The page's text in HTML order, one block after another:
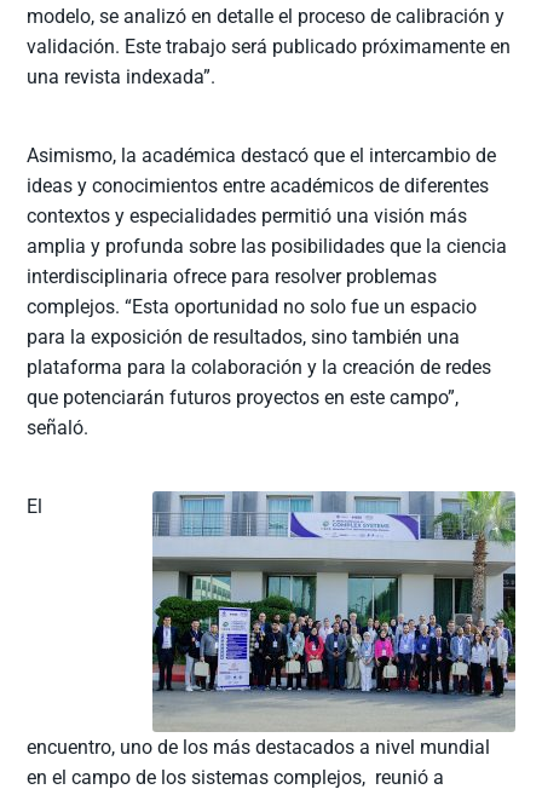
modelo, se analizó en detalle el proceso de calibración y
validación. Este trabajo será publicado próximamente en
una revista indexada”.
Asimismo, la académica destacó que el intercambio de
ideas y conocimientos entre académicos de diferentes
contextos y especialidades permitió una visión más
amplia y profunda sobre las posibilidades que la ciencia
interdisciplinaria ofrece para resolver problemas
complejos. “Esta oportunidad no solo fue un espacio
para la exposición de resultados, sino también una
plataforma para la colaboración y la creación de redes
que potenciarán futuros proyectos en este campo”,
señaló.
El
encuentro, uno de los más destacados a nivel mundial
en el campo de los sistemas complejos, reunió a